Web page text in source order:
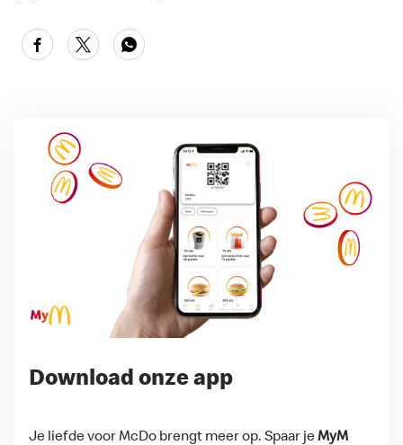
Download onze app
Je liefde voor McDo brengt meer op. Spaar jeMyM